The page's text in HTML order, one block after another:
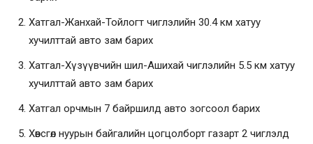
Хатгал-Жанхай-Тойлогт чиглэлийн 30.4 км хатуу
хучилттай авто зам барих
Хатгал-Хүзүүвчийн шил-Ашихай чиглэлийн 5.5 км хатуу
хучилттай авто зам барих
Хатгал орчмын 7 байршилд авто зогсоол барих
Хөвсгөл нуурын байгалийн цогцолборт газарт 2 чиглэлд